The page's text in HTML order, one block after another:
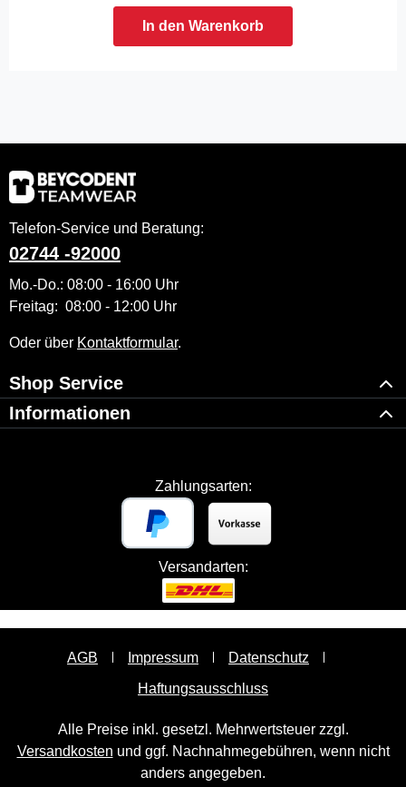
In den Warenkorb
Telefon-Service und Beratung:
02744 -92000
Mo.-Do.: 08:00 - 16:00 Uhr
Freitag: 08:00 - 12:00 Uhr
Oder über Kontaktformular.
Shop Service
Informationen
Zahlungsarten:
Versandarten:
AGB Impressum
Datenschutz
Haftungsausschluss
Alle Preise inkl. gesetzl. Mehrwertsteuer zzgl.
Versandkosten und ggf. Nachnahmegebühren, wenn nicht
anders angegeben.